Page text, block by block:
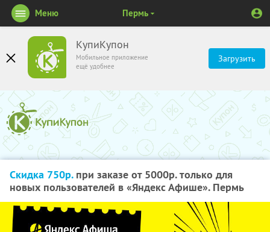
КупиКупон
Мобильное приложение
ещё удобнее
Загрузить
Меню Пермь
Скидка 750р.при заказе от 5000р. только для
новых пользователей в «Яндекс Афише». Пермь